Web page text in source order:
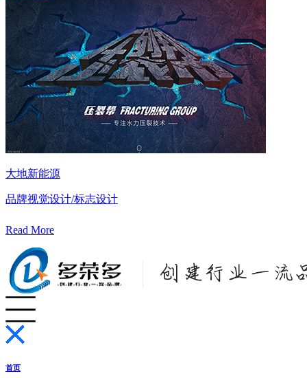
大地新能源
品牌视觉设计/标志设计
Read More
首页